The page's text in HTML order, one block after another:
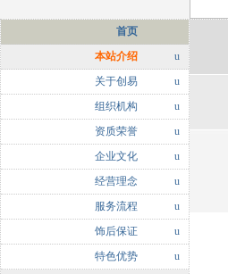
首页
本站介绍
u
关于创易
u
组织机构
u
资质荣誉
u
企业文化
u
经营理念
u
服务流程
u
饰后保证
u
特色优势
u